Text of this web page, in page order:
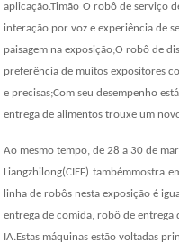
aplicação.Timão O robô de serviço
interação por voz e experiência de
paisagem na exposição;O robô de
preferência de muitos expositores
e precisas;Com seu desempenho
entrega de alimentos trouxe um
Ao mesmo tempo, de 28 a 30 de
Liangzhilong(CIEF) tambémmostra
linha de robôs nesta exposição é
entrega de comida, robô de entrega
IA.Estas máquinas estão voltadas